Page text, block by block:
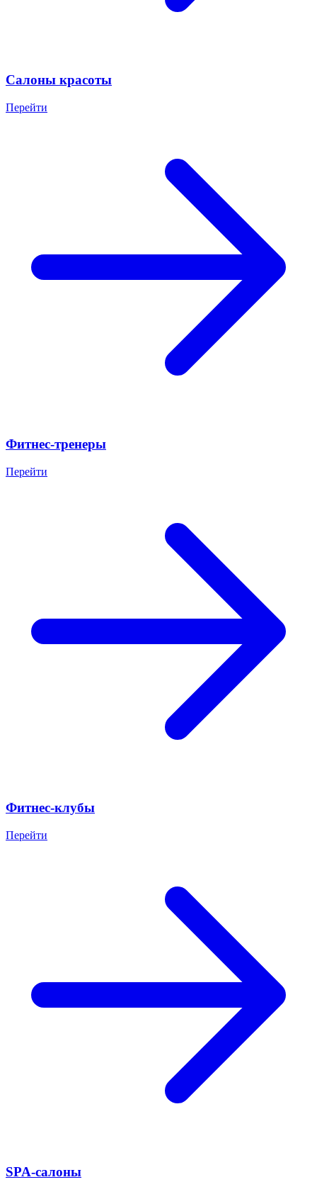
Салоны красоты
Перейти
Фитнес-тренеры
Перейти
Фитнес-клубы
Перейти
SPA-салоны